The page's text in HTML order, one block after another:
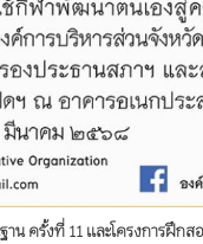
น ครั้งที่ 11 และโครงการฝึก